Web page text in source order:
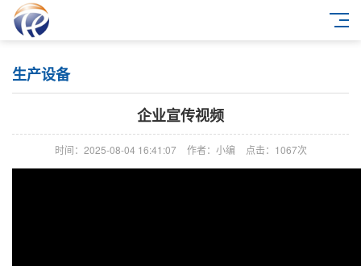
生产设备
企业宣传视频
时间：2025-08-04 16:41:07 作者：小编 点击： 1067次